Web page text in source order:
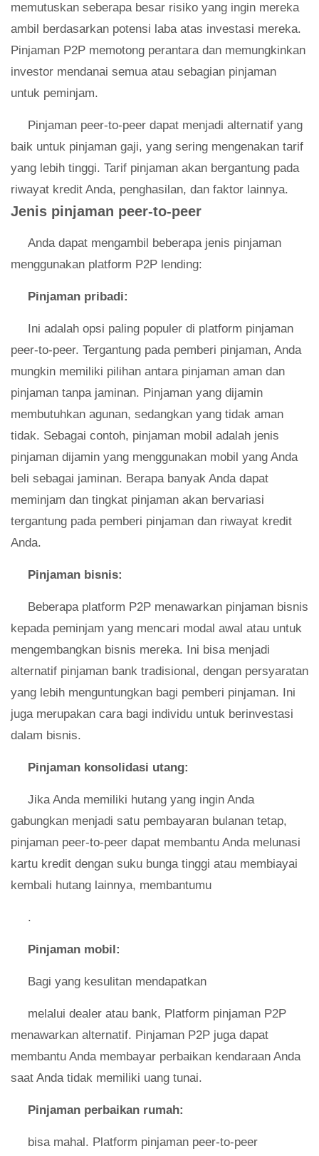
memutuskan seberapa besar risiko yang ingin mereka
ambil berdasarkan potensi laba atas investasi mereka.
Pinjaman P2P memotong perantara dan memungkinkan
investor mendanai semua atau sebagian pinjaman
untuk peminjam.
Pinjaman peer-to-peer dapat menjadi alternatif yang
baik untuk pinjaman gaji, yang sering mengenakan tarif
yang lebih tinggi. Tarif pinjaman akan bergantung pada
riwayat kredit Anda, penghasilan, dan faktor lainnya.
Jenis pinjaman peer-to-peer
Anda dapat mengambil beberapa jenis pinjaman
menggunakan platform P2P lending:
Pinjaman pribadi:
Ini adalah opsi paling populer di platform pinjaman
peer-to-peer. Tergantung pada pemberi pinjaman, Anda
mungkin memiliki pilihan antara pinjaman aman dan
pinjaman tanpa jaminan. Pinjaman yang dijamin
membutuhkan agunan, sedangkan yang tidak aman
tidak. Sebagai contoh, pinjaman mobil adalah jenis
pinjaman dijamin yang menggunakan mobil yang Anda
beli sebagai jaminan. Berapa banyak Anda dapat
meminjam dan tingkat pinjaman akan bervariasi
tergantung pada pemberi pinjaman dan riwayat kredit
Anda.
Pinjaman bisnis:
Beberapa platform P2P menawarkan pinjaman bisnis
kepada peminjam yang mencari modal awal atau untuk
mengembangkan bisnis mereka. Ini bisa menjadi
alternatif pinjaman bank tradisional, dengan persyaratan
yang lebih menguntungkan bagi pemberi pinjaman. Ini
juga merupakan cara bagi individu untuk berinvestasi
dalam bisnis.
Pinjaman konsolidasi utang:
Jika Anda memiliki hutang yang ingin Anda
gabungkan menjadi satu pembayaran bulanan tetap,
pinjaman peer-to-peer dapat membantu Anda melunasi
kartu kredit dengan suku bunga tinggi atau membiayai
kembali hutang lainnya, membantumu
.
Pinjaman mobil:
Bagi yang kesulitan mendapatkan
melalui dealer atau bank, Platform pinjaman P2P
menawarkan alternatif. Pinjaman P2P juga dapat
membantu Anda membayar perbaikan kendaraan Anda
saat Anda tidak memiliki uang tunai.
Pinjaman perbaikan rumah:
bisa mahal. Platform pinjaman peer-to-peer